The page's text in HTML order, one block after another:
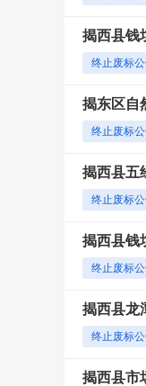
揭西县钱
终止废标
揭东区自
终止废标
揭西县五
终止废标
揭西县钱
终止废标
揭西县龙
终止废标
揭西县市